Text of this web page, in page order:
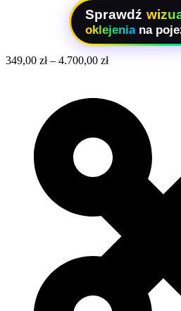
Sprawdź
oklejenia na
349,00 zł– 4.700,00 zł